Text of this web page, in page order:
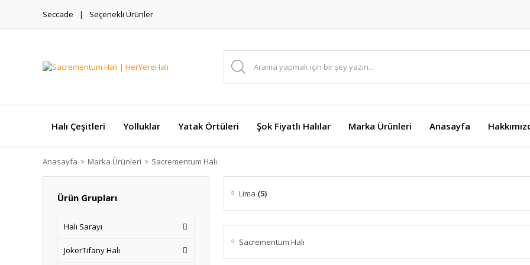
Seccade Seçenekli Ürünler
Halı Çeşitleri Yolluklar Yatak Örtüleri Şok Fiyatlı Halılar Marka Ürünleri Anasayfa
Anasayfa Marka Ürünleri Sacrementum Halı
Ürün Grupları
Halı Sarayı
JokerTifany Halı
Lima (5)
Sacrementum Halı